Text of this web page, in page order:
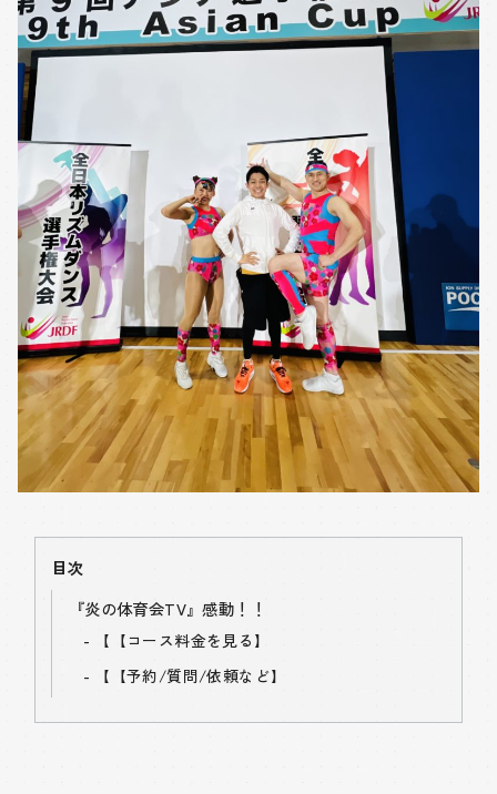
目次
『炎の体育会TV』感動！！
【 【コース料金を見る】
【 【予約/質問/依頼など】